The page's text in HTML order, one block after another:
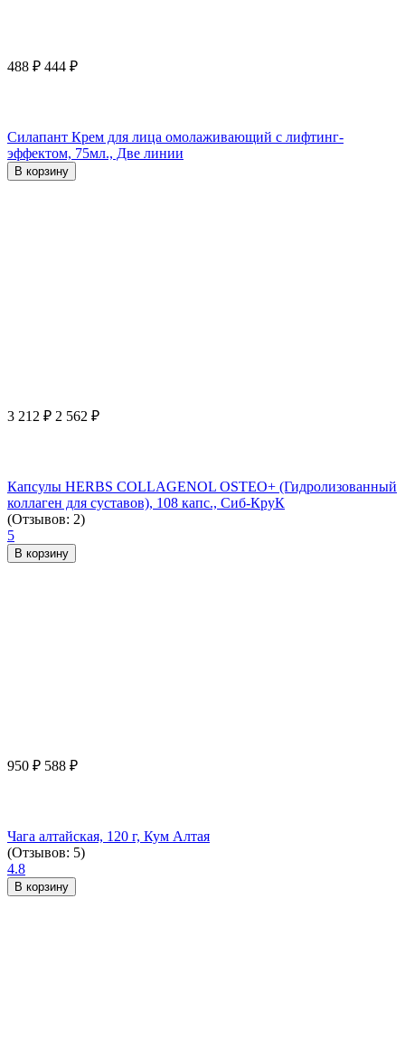
488 ₽ 444 ₽
Силапант Крем для лица омолаживающий с лифтинг-
эффектом, 75мл., Две линии
В корзину
3 212 ₽ 2 562 ₽
Капсулы HERBS COLLAGENOL OSTEO+ (Гидролизованный
коллаген для суставов), 108 капс., Сиб-КруК
(Отзывов: 2)
5
В корзину
950 ₽ 588 ₽
Чага алтайская, 120 г, Кум Алтая
(Отзывов: 5)
4.8
В корзину